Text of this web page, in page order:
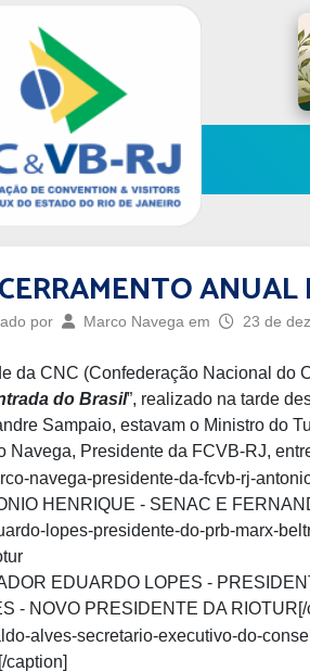
por Marco Navega em 23 de
da CNC (Confederação Nacional do
do Brasil”, realizado na tarde
Sampaio, estavam o Ministro do
Navega, Presidente da FCVB-RJ,
HENRIQUE - SENAC E
EDUARDO LOPES -
- NOVO PRESIDENTE DA
caption]